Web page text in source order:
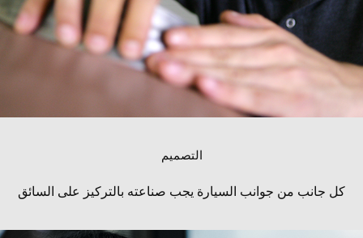
التصميم
كل جانب من جوانب السيارة يجب صناعته بالتركيز على السائق